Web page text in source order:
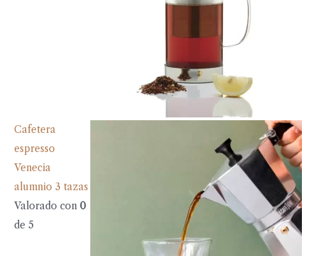
Cafetera
espresso
Venecia
alumnio 3 tazas
Valorado con 0
de 5